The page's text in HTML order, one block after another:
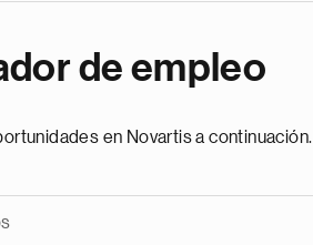
de empleo
en Novartis a continuación.